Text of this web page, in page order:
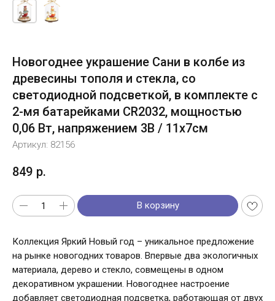
Новогоднее украшение Сани в колбе из
древесины тополя и стекла, со
светодиодной подсветкой, в комплекте с
2-мя батарейками CR2032, мощностью
0,06 Вт, напряжением 3В / 11x7см
Артикул: 82156
849 р.
В корзину
Коллекция Яркий Новый год – уникальное предложение
на рынке новогодних товаров. Впервые два экологичных
материала, дерево и стекло, совмещены в одном
декоративном украшении. Новогоднее настроение
добавляет светодиодная подсветка, работающая от двух